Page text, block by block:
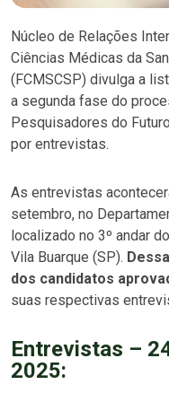
Núcleo de Relações
Ciências Médicas da
(FCMSCSP) divulga a
a segunda fase do
Pesquisadores do
por entrevistas.
As entrevistas
setembro, no
localizado no 3º andar
Vila Buarque (SP).
dos candidatos
suas respectivas
Entrevistas –
2025: